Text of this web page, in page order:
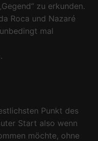
zu erkunden.
Roca und Nazaré
mal
Punkt des
Start also wenn
möchte, ohne